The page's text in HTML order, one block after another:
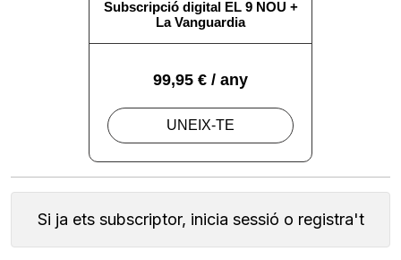
Si ja ets subscriptor, inicia sessió o registra't